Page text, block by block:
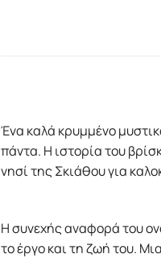
Ένα καλά κρυµµένο
πάντα. Η ιστορία του
νησί της Σκιάθου για
Η συνεχής αναφορά του
το έργο και τη ζωή του.